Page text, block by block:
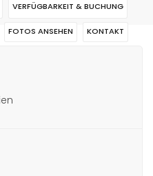
VERFÜGBARKEIT & BUCHUNG
FOTOS ANSEHEN KONTAKT